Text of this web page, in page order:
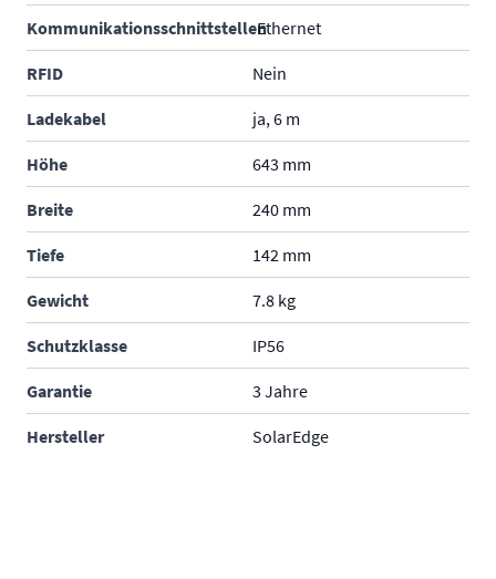
KommunikationsschnittstellenEthernet
RFID Nein
Ladekabel ja, 6 m
Höhe 643 mm
Breite 240 mm
Tiefe 142 mm
Gewicht 7.8 kg
Schutzklasse IP56
Garantie 3 Jahre
Hersteller SolarEdge